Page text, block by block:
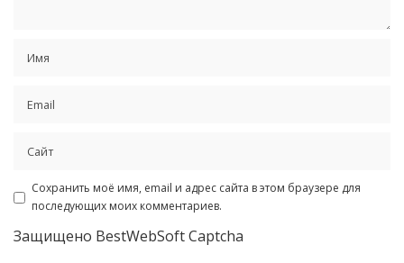
Сохранить моё имя, email и адрес сайта в этом браузере для
последующих моих комментариев.
Защищено BestWebSoft Captcha